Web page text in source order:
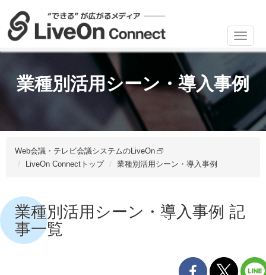
業種別活用シーン・導入事例
Web会議・テレビ会議システムのLiveOn
LiveOn Connectトップ
業種別活用シーン・導入事例
業種別活用シーン・導入事例 記
事一覧